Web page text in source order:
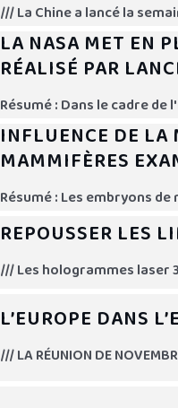
/// La Chine a lancé la
LA NASA MET EN
RÉALISÉ PAR
Résumé : Dans le cadre de
INFLUENCE DE LA
MAMMIFÈRES
Résumé : Les embryons
REPOUSSER LES
/// Les hologrammes laser
L’EUROPE DANS
/// LA RÉUNION DE